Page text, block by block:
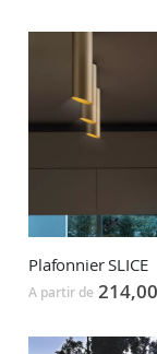
Plafonnier SLICE
A partir de